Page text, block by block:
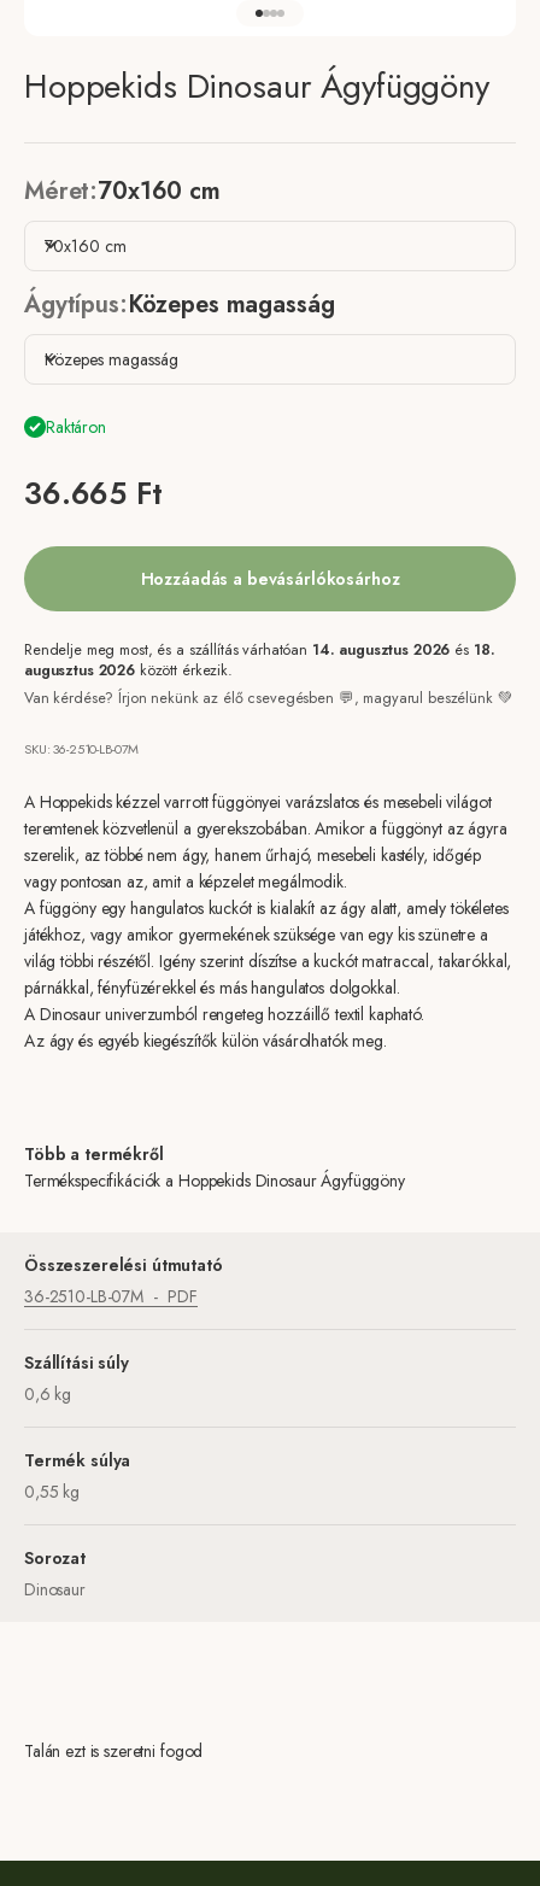
Ugrás a 5 elemre
Ugrás a 6 elemre
Ugrás a 7 elemre
Ugrás a 8 elemre
Hoppekids Dinosaur Ágyfüggöny
Méret:70x160 cm
70x160 cm
Ágytípus:Közepes magasság
Közepes magasság
Raktáron
Akciós ár
36.665 Ft
Hozzáadás a bevásárlókosárhoz
Rendelje meg most, és a szállítás várhatóan 14. augusztus 2026 és 18.
augusztus 2026 között érkezik.
Van kérdése? Írjon nekünk az élő csevegésben 💬, magyarul beszélünk 💚
SKU: 36-2510-LB-07M
A Hoppekids kézzel varrott függönyei varázslatos és mesebeli világot
teremtenek közvetlenül a gyerekszobában. Amikor a függönyt az ágyra
szerelik, az többé nem ágy, hanem űrhajó, mesebeli kastély, időgép
vagy pontosan az, amit a képzelet megálmodik.
A függöny egy hangulatos kuckót is kialakít az ágy alatt, amely tökéletes
játékhoz, vagy amikor gyermekének szüksége van egy kis szünetre a
világ többi részétől. Igény szerint díszítse a kuckót matraccal, takarókkal,
párnákkal, fényfüzérekkel és más hangulatos dolgokkal.
A Dinosaur univerzumból rengeteg hozzáillő textil kapható.
Az ágy és egyéb kiegészítők külön vásárolhatók meg.
Több a termékről
Termékspecifikációk a Hoppekids Dinosaur Ágyfüggöny
Összeszerelési útmutató
36-2510-LB-07M
PDF
Szállítási súly
0,6 kg
Termék súlya
0,55 kg
Sorozat
Dinosaur
Talán ezt is szeretni fogod